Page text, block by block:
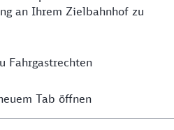
an Ihrem Zielbahnhof zu
Fahrgastrechten
Tab öffnen